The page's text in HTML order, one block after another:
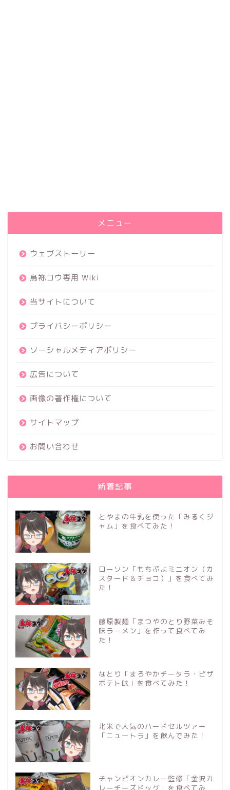
メニュー
ウェブストーリー
烏袮コウ専用 Wiki
当サイトについて
プライバシーポリシー
ソーシャルメディアポリシー
広告について
画像の著作権について
サイトマップ
お問い合わせ
新着記事
とやまの牛乳を使った「みるくジ
ャム」を食べてみた！
ローソン「もちぷよミニオン（カ
スタード＆チョコ）」を食べてみ
た！
藤原製麺「まつやのとり野菜みそ
味ラーメン」を作って食べてみ
た！
なとり「まろやかチータラ・ピザ
ポテト味」を食べてみた！
北米で人気のハードセルツァー
「ニュートラ」を飲んでみた！
チャンピオンカレー監修「金沢カ
レーチーズドッグ」を食べてみ